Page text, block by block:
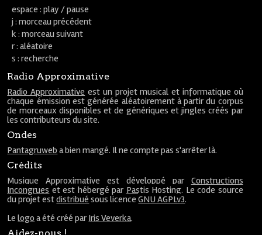
espace : play / pause
j : morceau précédent
k : morceau suivant
r : aléatoire
s : recherche
Radio Approximative
Radio Approximative est un projet musical et informatique où
chaque émission est générée aléatoirement à partir du corpus
de morceaux disponibles et de génériques et jingles créés par
les contributeurs du site.
Ondes
Pantagruweb a bien mangé. Il ne compte pas s'arrêter là.
Crédits
Musique Approximative est développé par Constructions
Incongrues et est hébergé par Pastis Hosting. Le code source
du projet estdistribué sous licenceGNU AGPLv3.
Lelogo a été créé par Iris Veverka.